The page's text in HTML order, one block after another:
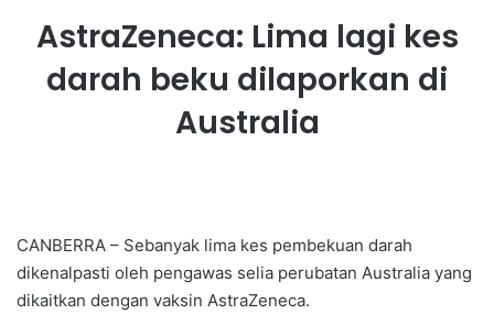
AstraZeneca: Lima lagi kes
darah beku dilaporkan di
Australia
CANBERRA – Sebanyak lima kes pembekuan darah
dikenalpasti oleh pengawas selia perubatan Australia yang
dikaitkan dengan vaksin AstraZeneca.